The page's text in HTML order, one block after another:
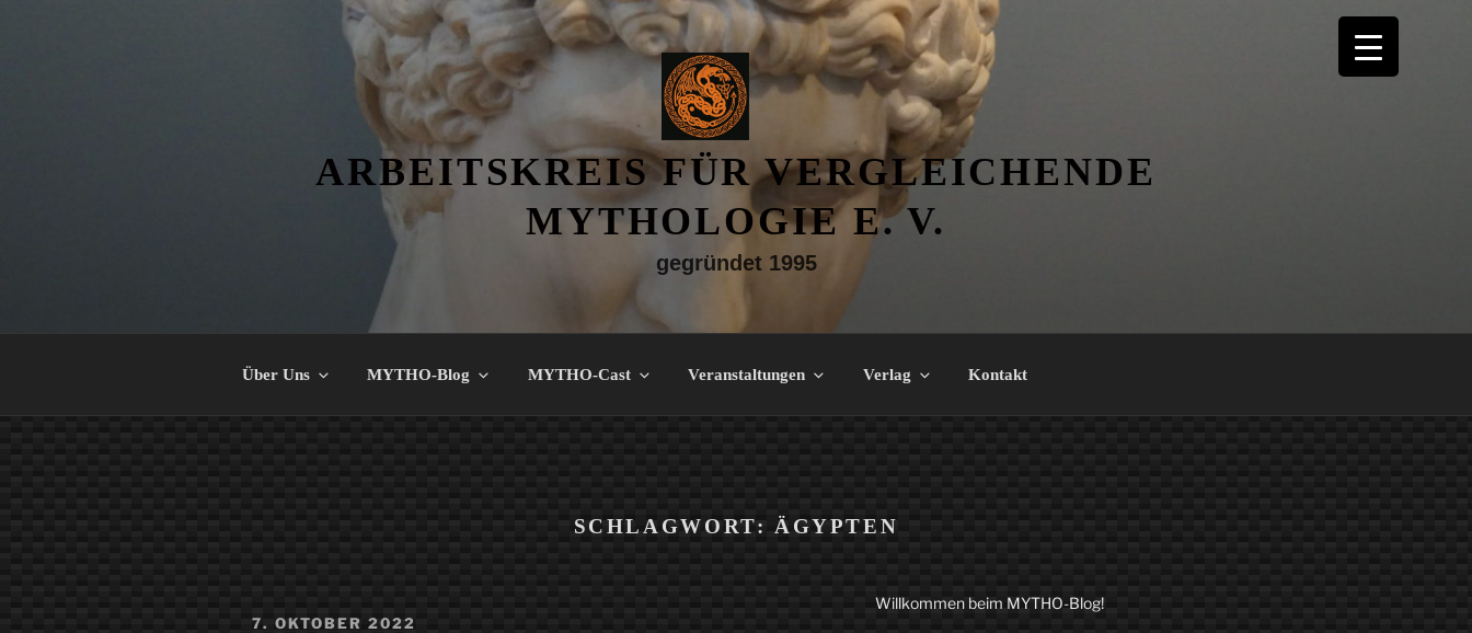
ARBEITSKREIS FÜR VERGLEICHENDE
MYTHOLOGIE E. V.
gegründet 1995
Über Uns MYTHO-Blog MYTHO-Cast Veranstaltungen Verlag Kontakt
SCHLAGWORT: ÄGYPTEN
VERÖFFENTLICHT
7. OKTOBER 2022
Willkommen beim MYTHO-Blog!